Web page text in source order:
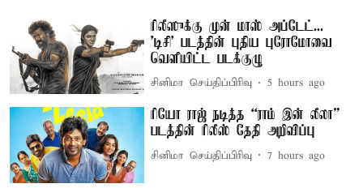
ரிலீஸுக்கு முன் மாஸ் அப்டேட்...
'டிசி' படத்தின் புதிய புரோமோவை
வெளியிட்ட படக்குழு
சினிமா செய்திப்பிரிவு 5 hours ago
ரியோ ராஜ் நடித்த “ராம் இன் லீலா”
படத்தின் ரிலீஸ் தேதி அறிவிப்பு
சினிமா செய்திப்பிரிவு 7 hours ago